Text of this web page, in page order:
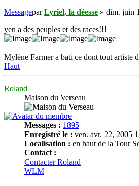
MessageparLyriel, la déesse » dim. juin
yen a des peuples et des races!!!
Mylène Farmer a bati ce dont tout artiste
Haut
Roland
Maison du Verseau
Messages : 1895
Enregistré le : ven. avr. 22, 2005
Localisation : en haut de la Tour
Contact :
Contacter Roland
WLM